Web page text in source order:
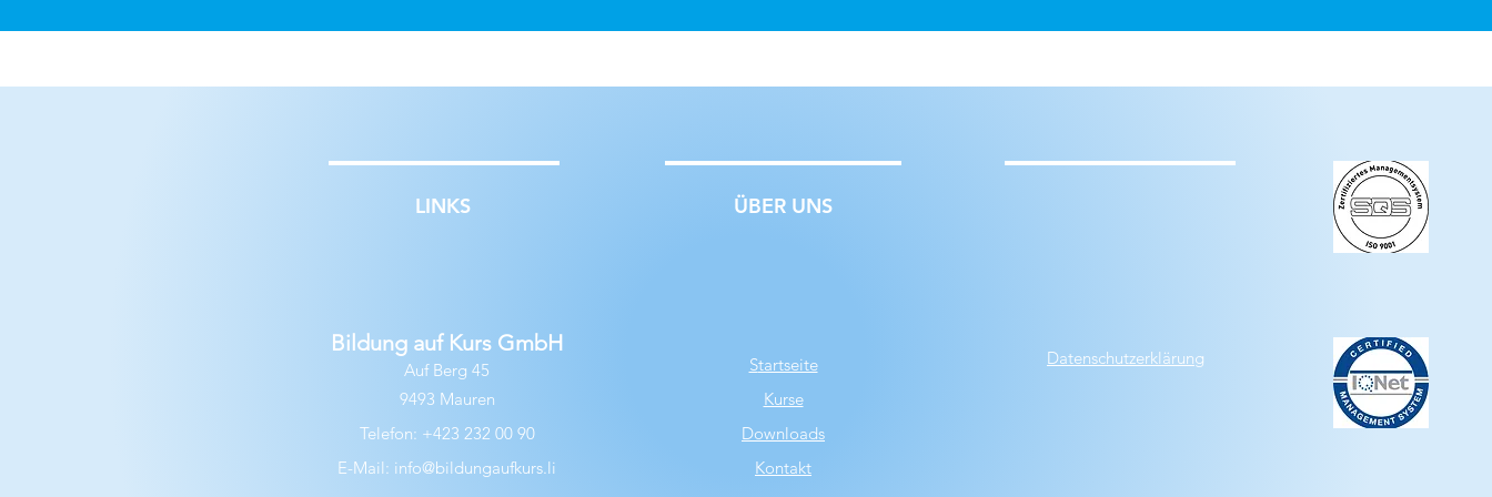
LINKS ÜBER UNS
Bildung auf Kurs GmbH
Auf Berg 45
9493 Mauren
Telefon: +423 232 00 90
E-Mail: info@bildungaufkurs.li
Startseite
Kurse
Downloads
Kontakt
Datenschutzerklärung